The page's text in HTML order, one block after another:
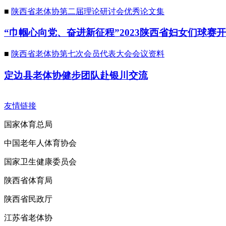
■ 陕西省老体协第二届理论研讨会优秀论文集
“巾帼心向党、奋进新征程”2023陕西省妇女们球赛
■ 陕西省老体协第七次会员代表大会会议资料
定边县老体协健步团队赴银川交流
友情链接
国家体育总局
中国老年人体育协会
国家卫生健康委员会
陕西省体育局
陕西省民政厅
江苏省老体协